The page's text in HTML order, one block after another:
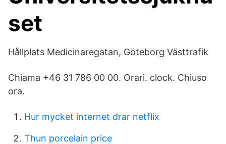
set
Hållplats Medicinaregatan, Göteborg Västtrafik
Chiama +46 31 786 00 00. Orari. clock. Chiuso
ora.
Hur mycket internet drar netflix
Thun porcelain price